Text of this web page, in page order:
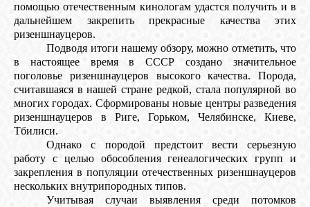
помощью отечественным кинологам удастся получить и в
дальнейшем закрепить прекрасные качества этих
ризеншнауцеров.
Подводя итоги нашему обзору, можно отметить, что
в настоящее время в СССР создано значительное
поголовье ризеншнауцеров высокого качества. Порода,
считавшаяся в нашей стране редкой, стала популярной во
многих городах. Сформированы новые центры разведения
ризеншнауцеров в Риге, Горьком, Челябинске, Киеве,
Тбилиси.
Однако с породой предстоит вести серьезную
работу с целью обособления генеалогических групп и
закрепления в популяции отечественных ризеншнауцеров
нескольких внутрипородных типов.
Учитывая случаи выявления среди потомков